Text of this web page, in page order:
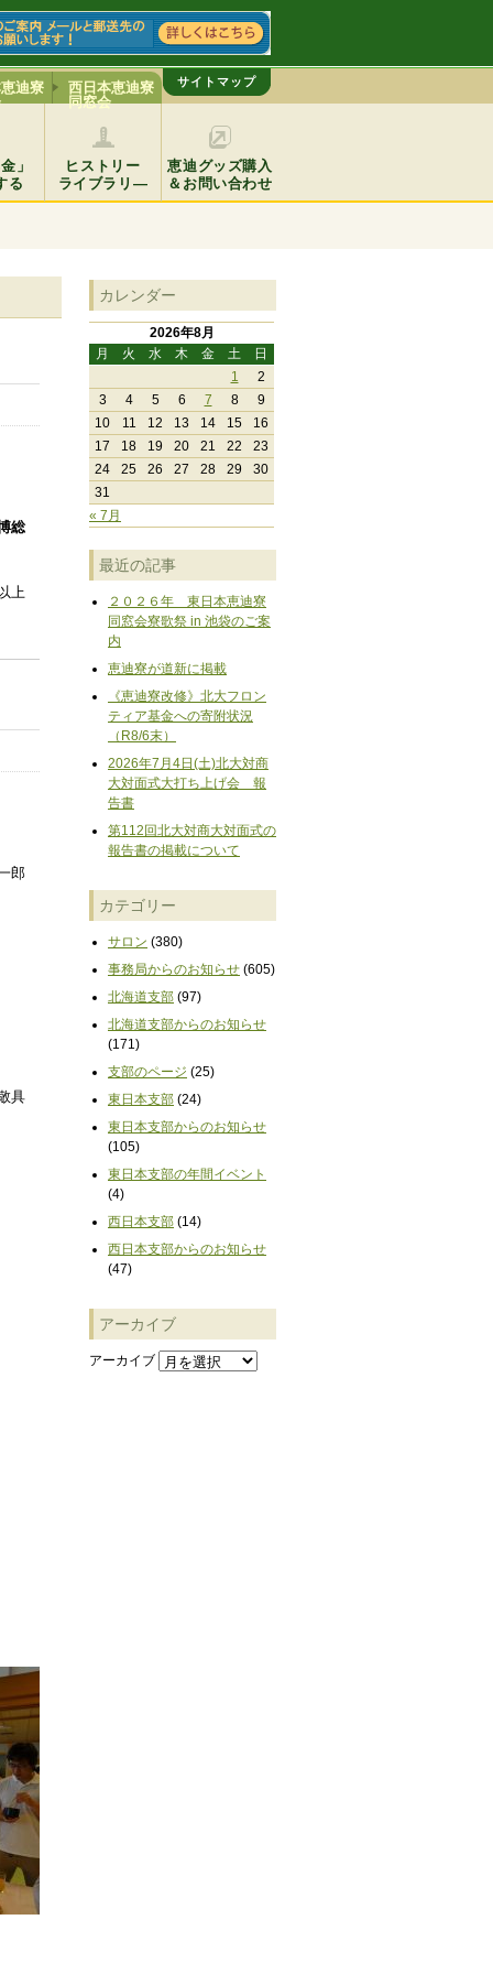
迪寮
西日本恵迪寮
同窓会
サイトマップ
」
る
ヒストリー
ライブラリ―
恵迪グッズ購入
＆お問い合わせ
カレンダー
2026年8月
月
火 水 木 金 土 日
« 7月
1
2
3
4 5 6 7 8
9
10
11 12 13 14 15
16
17
18 19 20 21 22
23
24
25 26 27 28 29
30
31
最近の記事
２０２６年 東日本恵迪寮
同窓会寮歌祭 in 池袋のご案
内
恵迪寮が道新に掲載
《恵迪寮改修》北大フロン
ティア基金への寄附状況
（R8/6末）
2026年7月4日(土)北大対商
大対面式大打ち上げ会 報
告書
第112回北大対商大対面式の
報告書の掲載について
カテゴリー
サロン (380)
事務局からのお知らせ (605)
北海道支部 (97)
北海道支部からのお知らせ
(171)
支部のページ (25)
東日本支部 (24)
東日本支部からのお知らせ
(105)
東日本支部の年間イベント
(4)
西日本支部 (14)
西日本支部からのお知らせ
(47)
アーカイブ
アーカイブ
総
以上
郎
具